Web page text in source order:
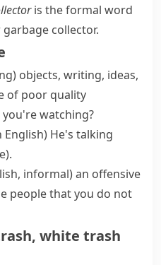
is the formal word
collector.
objects, writing, ideas,
of poor quality
watching?
English) He's talking
.
informal)an offensive
people that you do not
, white trash